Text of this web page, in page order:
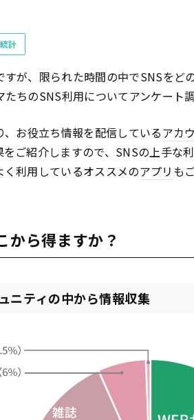
計
が、限られた時間の中でSNSをど
ちのSNS利用についてアンケート
お役立ち情報を配信しているアカ
ご紹介しますので、SNSの上手な
利用しているオススメのアプリ も
から得ますか？
ニティの中から情報収集